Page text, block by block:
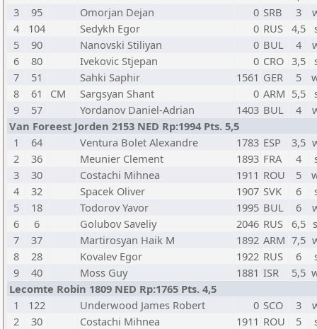
3
95 Omorjan Dejan 0 SRB 3
4
104 Sedykh Egor 0 RUS 4,5
5
90 Nanovski Stiliyan 0 BUL 4
6
80 Ivekovic Stjepan 0 CRO 3,5
7
51 Sahki Saphir 1561 GER 5
8
61 CM Sargsyan Shant 0 ARM 5,5
9
57 Yordanov Daniel-Adrian 1403 BUL 4
Van Foreest Jorden 2153 NED Rp:1994 Pts. 5,5
1
64 Ventura Bolet Alexandre 1783 ESP 3,5
2
36 Meunier Clement 1893 FRA 4
3
30 Costachi Mihnea 1911 ROU 5
4
32 Spacek Oliver 1907 SVK 6
5
18 Todorov Yavor 1995 BUL 6
6
6 Golubov Saveliy 2046 RUS 6,5
7
37 Martirosyan Haik M 1892 ARM 7,5
8
28 Kovalev Egor 1922 RUS 6
9
40 Moss Guy 1881 ISR 5,5
Lecomte Robin 1809 NED Rp:1765 Pts. 4,5
1
122 Underwood James Robert 0 SCO 3
2
30 Costachi Mihnea 1911 ROU 5